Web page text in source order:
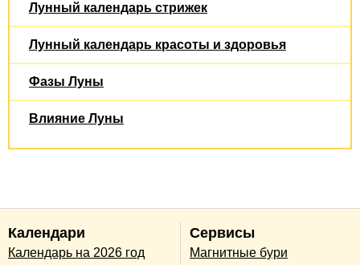
Лунный календарь стрижек
Лунный календарь красоты и здоровья
Фазы Луны
Влияние Луны
Календари
Календарь на 2026 год
Сервисы
Магнитные бури